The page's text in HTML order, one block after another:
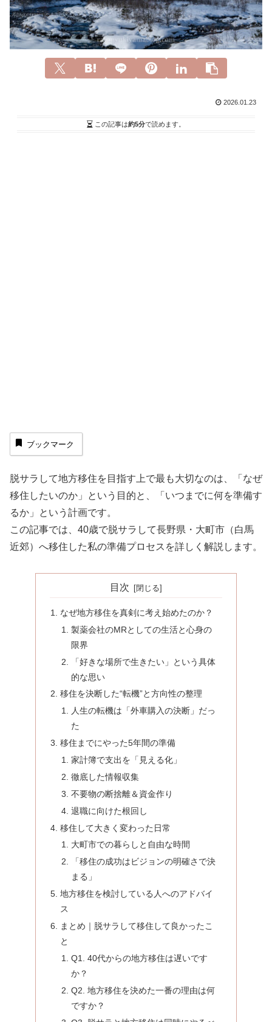
2026.01.23
この記事は約5分で読めます。
ブックマーク
脱サラして地方移住を目指す上で最も大切なのは、「なぜ
移住したいのか」という目的と、「いつまでに何を準備す
るか」という計画です。
この記事では、40歳で脱サラして長野県・大町市（白馬
近郊）へ移住した私の準備プロセスを詳しく解説します。
目次
なぜ地方移住を真剣に考え始めたのか？
製薬会社のMRとしての生活と心身の
限界
「好きな場所で生きたい」という具体
的な思い
移住を決断した“転機”と方向性の整理
人生の転機は「外車購入の決断」だっ
た
移住までにやった5年間の準備
家計簿で支出を「見える化」
徹底した情報収集
不要物の断捨離＆資金作り
退職に向けた根回し
移住して大きく変わった日常
大町市での暮らしと自由な時間
「移住の成功はビジョンの明確さで決
まる」
地方移住を検討している人へのアドバイ
ス
まとめ｜脱サラして移住して良かったこ
と
Q1. 40代からの地方移住は遅いです
か？
Q2. 地方移住を決めた一番の理由は何
ですか？